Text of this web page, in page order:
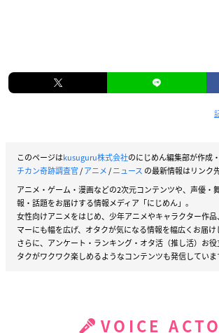
このページはkusuguru株式会社のにじめん編集部が作成
チカン奇跡調査官/アニメ/ニュース の最新情報はリンク
アニメ・ゲーム・漫画などの2次元コンテンツや、声優・
報・話題をお届けする情報メディア「にじめん」。
女性向けアニメをはじめ、少年アニメやキャラクター作
マーにも幅を広げ、オタクが気になる情報を幅広くお届け
さらに、アンケート・ランキング・オタ活（推し活）お
タクがワクワク楽しめるようなコンテンツも発信していま
VOICE